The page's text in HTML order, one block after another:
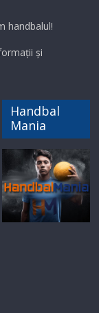
handbalul!
și
Handbal
Mania